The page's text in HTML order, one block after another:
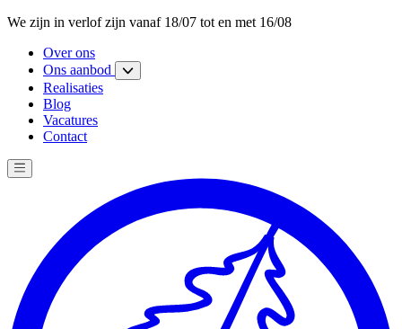
We zijn in verlof zijn vanaf 18/07 tot en met 16/08
Over ons
Ons aanbod
Realisaties
Blog
Vacatures
Contact